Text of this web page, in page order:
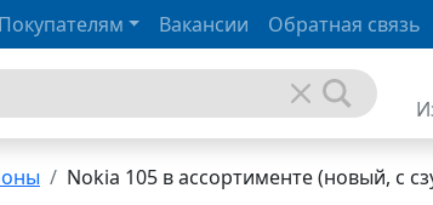
Покупателям Вакансии Обратная связь
Nokia 105 в ассортименте (новый, с